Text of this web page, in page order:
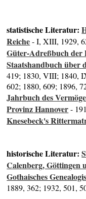
statistische Literatur:
Reiche- I, XIII, 1929,
Güter-Adreßbuch der
Staatshandbuch über
419; 1830, VIII; 1840,
602; 1880, 609; 1896,
Jahrbuch des
Provinz Hannover-
Knesebeck's
historische Literatur:
Calenberg, Göttingen
Gothaisches
1889, 362; 1932, 501,